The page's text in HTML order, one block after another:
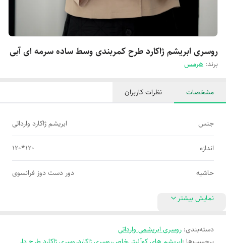
روسری ابریشم ژاکارد طرح کمربندی وسط ساده سرمه ای آبی
برند: هرمس
مشخصات نظرات کاربران
جنس ابریشم ژاکارد وارداتی
اندازه 120*120
حاشیه دور دست دوز فرانسوی
نمایش بیشتر
دسته‌بندی: روسری ابریشمی وارداتی